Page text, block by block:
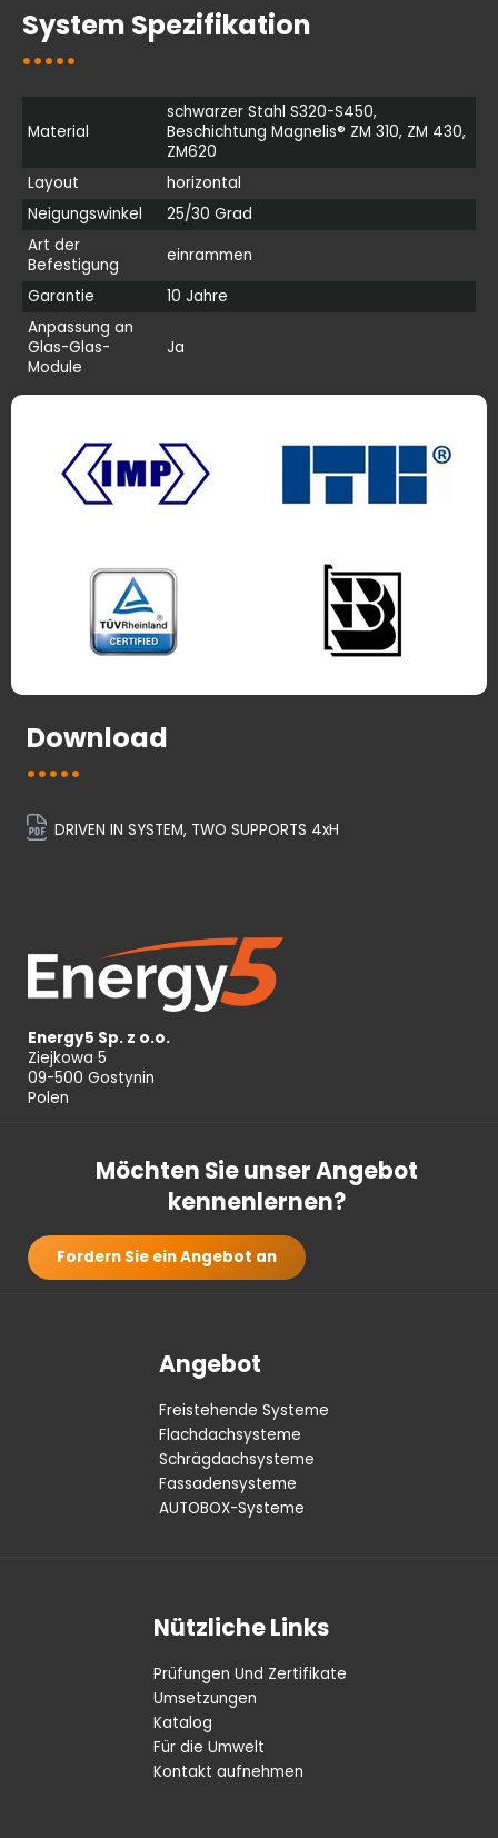
System Spezifikation
Material
schwarzer Stahl S320-S450,
Beschichtung Magnelis® ZM 310, ZM 430,
ZM620
Layout
horizontal
Neigungswinkel
25/30 Grad
Art der
Befestigung
einrammen
Garantie
10 Jahre
Anpassung an
Glas-Glas-
Module
Ja
Download
DRIVEN IN SYSTEM, TWO SUPPORTS 4xH
Energy5 Sp. z o.o.
Ziejkowa 5
09-500 Gostynin
Polen
Möchten Sie unser Angebot
kennenlernen?
Fordern Sie ein Angebot an
Angebot
Freistehende Systeme
Flachdachsysteme
Schrägdachsysteme
Fassadensysteme
AUTOBOX-Systeme
Nützliche Links
Prüfungen Und Zertifikate
Umsetzungen
Katalog
Für die Umwelt
Kontakt aufnehmen